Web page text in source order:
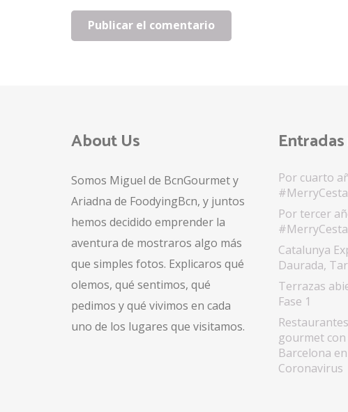
Publicar el comentario
About Us
Somos Miguel de BcnGourmet y
Ariadna de FoodyingBcn, y juntos
hemos decidido emprender la
aventura de mostraros algo más
que simples fotos. Explicaros qué
olemos, qué sentimos, qué
pedimos y qué vivimos en cada
uno de los lugares que visitamos.
Por cuarto
#MerryCesta
Por tercer
#MerryCesta
Catalunya
Daurada,
Terrazas
Fase 1
gourmet
Barcelona
Coronavirus